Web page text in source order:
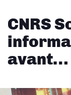
CNRS
avant…